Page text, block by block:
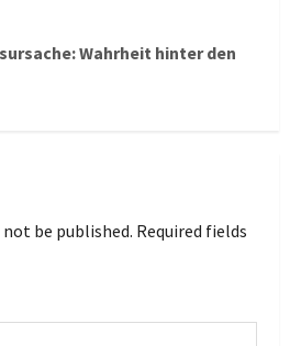
Wahrheit hinter den
be published. Required fields